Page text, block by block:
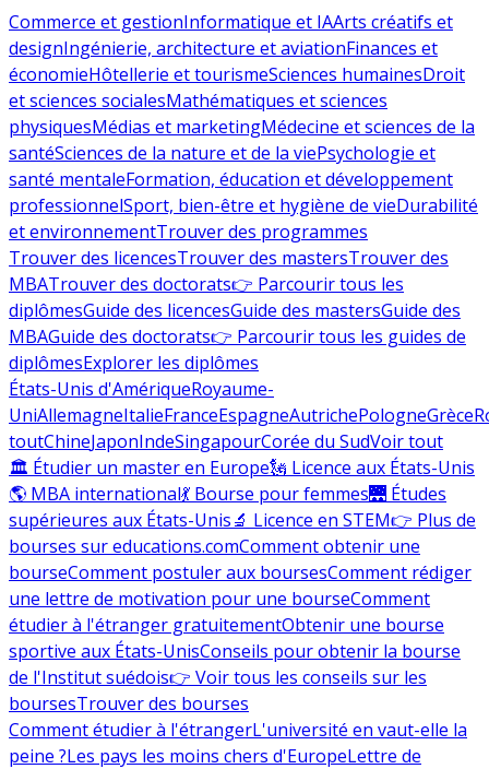
Commerce et gestionInformatique et IAArts créatifs et
designIngénierie, architecture et aviationFinances et
économieHôtellerie et tourismeSciences humainesDroit
et sciences socialesMathématiques et sciences
physiquesMédias et marketingMédecine et sciences de la
santéSciences de la nature et de la viePsychologie et
santé mentaleFormation, éducation et développement
professionnelSport, bien-être et hygiène de vieDurabilité
et environnementTrouver des programmes
Trouver des licencesTrouver des mastersTrouver des
MBATrouver des doctorats👉 Parcourir tous les
diplômesGuide des licencesGuide des mastersGuide des
MBAGuide des doctorats👉 Parcourir tous les guides de
diplômesExplorer les diplômes
États-Unis d'AmériqueRoyaume-
UniAllemagneItalieFranceEspagneAutrichePologneGrèce
toutChineJaponIndeSingapourCorée du SudVoir tout
🏛 Étudier un master en Europe🗽 Licence aux États-Unis
🌎 MBA international💃 Bourse pour femmes🌉 Études
supérieures aux États-Unis🔬 Licence en STEM👉 Plus de
bourses sur educations.comComment obtenir une
bourseComment postuler aux boursesComment rédiger
une lettre de motivation pour une bourseComment
étudier à l'étranger gratuitementObtenir une bourse
sportive aux États-UnisConseils pour obtenir la bourse
de l'Institut suédois👉 Voir tous les conseils sur les
boursesTrouver des bourses
Comment étudier à l'étrangerL'université en vaut-elle la
peine ?Les pays les moins chers d'EuropeLettre de